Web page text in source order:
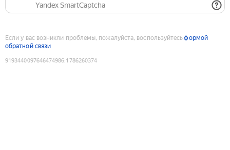
Yandex SmartCaptcha
Если у вас возникли проблемы, пожалуйста, воспользуйтесьформой
обратной связи
9193440097646474986:1786260374